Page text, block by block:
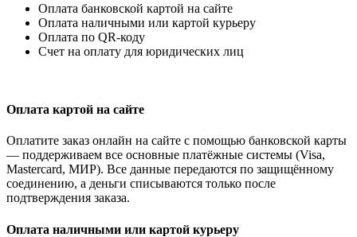
Оплата банковской картой на сайте
Оплата наличными или картой курьеру
Оплата по QR-коду
Счет на оплату для юридических лиц
Оплата картой на сайте
Оплатите заказ онлайн на сайте с помощью банковской карты
— поддерживаем все основные платёжные системы (Visa,
Mastercard, МИР). Все данные передаются по защищённому
соединению, а деньги списываются только после
подтверждения заказа.
Оплата наличными или картой курьеру